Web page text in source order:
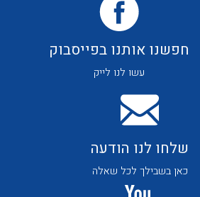
צור קשר
לכל מוצרי היצרן
לכל מוצרי היצרן
חפשנו אותנו בפייסבוק
עשו לנו לייק
שלחו לנו הודעה
כאן בשבילך לכל שאלה